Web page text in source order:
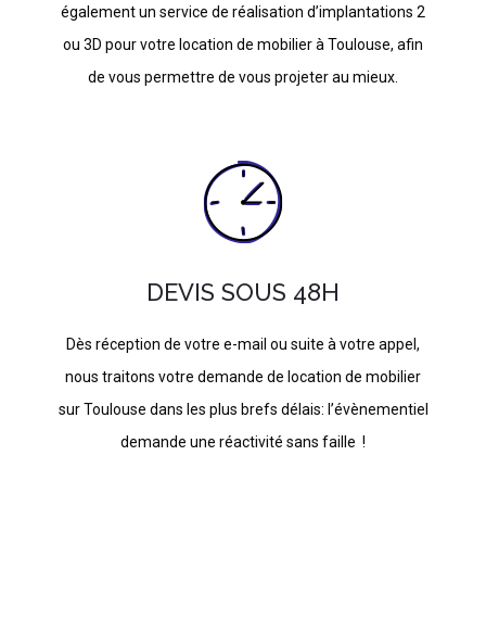
également un service de réalisation d’implantations 2
ou 3D pour votre location de mobilier à Toulouse, afin
de vous permettre de vous projeter au mieux.
DEVIS SOUS 48H
Dès réception de votre e-mail ou suite à votre appel,
nous traitons votre demande de location de mobilier
sur Toulouse dans les plus brefs délais: l’évènementiel
demande une réactivité sans faille !